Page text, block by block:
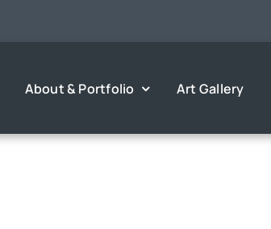
About & Portfolio Art Gallery